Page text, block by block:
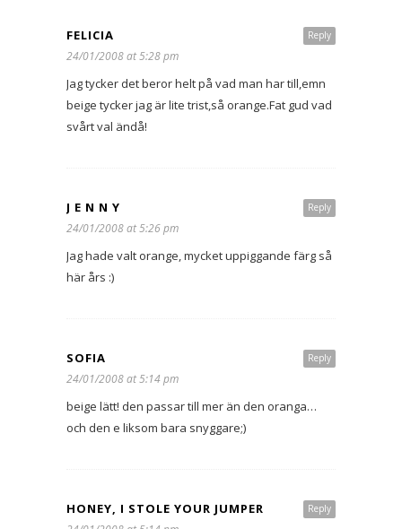
Reply
FELICIA
24/01/2008 at 5:28 pm
Jag tycker det beror helt på vad man har till,emn
beige tycker jag är lite trist,så orange.Fat gud vad
svårt val ändå!
Reply
J E N N Y
24/01/2008 at 5:26 pm
Jag hade valt orange, mycket uppiggande färg så
här års :)
Reply
SOFIA
24/01/2008 at 5:14 pm
beige lätt! den passar till mer än den oranga…
och den e liksom bara snyggare;)
Reply
HONEY, I STOLE YOUR JUMPER